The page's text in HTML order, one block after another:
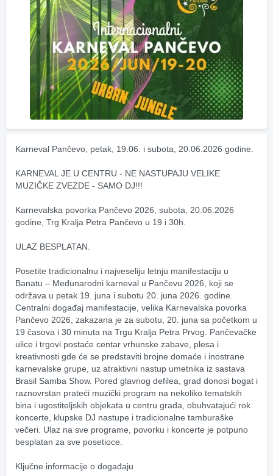
Karneval Pančevo, petak, 19.06. i subota, 20.06.2026 godine.
KARNEVAL JE U CENTRU - NE NASTUPAJU VELIKE
MUZIČKE ZVEZDE - SAMO DJ!!!
Karnevalska povorka Pančevo 2026, subota, 20.06.2026
godine, Trg Kralja Petra Pančevo u 19 i 30h.
ULAZ BESPLATAN.
Posetite tradicionalnu i najveseliju letnju manifestaciju u
Banatu – Međunarodni karneval u Pančevu 2026, koji se
održava u petak 19. juna i subotu 20. juna 2026. godine.
Centralni događaj manifestacije, velika Karnevalska povorka
Pančevo 2026, zakazana je za subotu, 20. juna sa početkom u
19 časova i 30 minuta na Trgu Kralja Petra Prvog. Pančevačke
ulice i trgovi postaće centar vrhunske zabave, plesa i
kreativnosti gde će se predstaviti brojne domaće i inostrane
karnevalske grupe, uz atraktivni nastup umetnika iz sastava
Brasil Samba Show. Pored glavnog defilea, grad donosi bogat i
raznovrstan prateći muzički program na nekoliko tematskih
bina i ugostiteljskih objekata u centru grada, obuhvatajući rok
koncerte, klupske DJ nastupe i tradicionalne tamburaške
večeri. Ulaz na sve programe, povorku i koncerte je potpuno
besplatan za sve posetioce.
Ključne informacije o događaju